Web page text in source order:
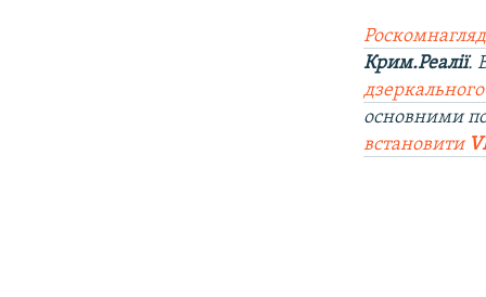
Крим.Реалії.
основними
встановити